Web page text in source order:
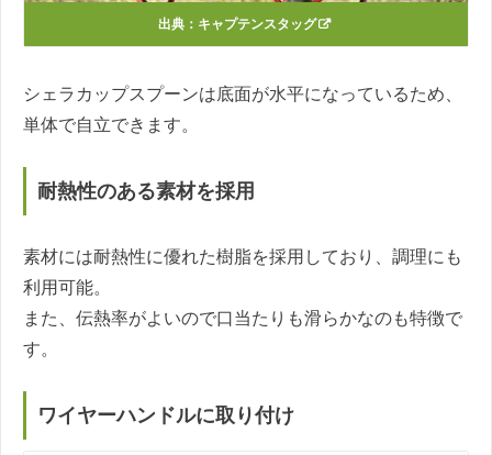
出典： キャプテンスタッグ
シェラカップスプーンは底面が水平になっているため、
単体で自立できます。
耐熱性のある素材を採用
素材には耐熱性に優れた樹脂を採用しており、調理にも
利用可能。
また、伝熱率がよいので口当たりも滑らかなのも特徴で
す。
ワイヤーハンドルに取り付け